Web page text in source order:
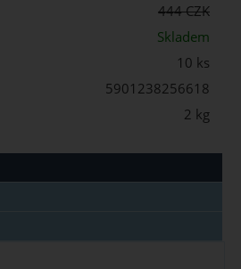
444 CZK
Skladem
10 ks
5901238256618
2 kg